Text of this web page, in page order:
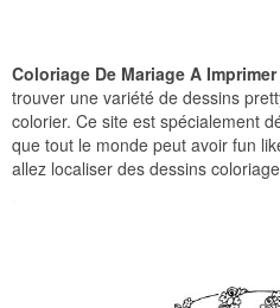
Coloriage De Mariage A
trouver une variété de dessins
colorier. Ce site est spécialement
que tout le monde peut avoir fun
allez localiser des dessins